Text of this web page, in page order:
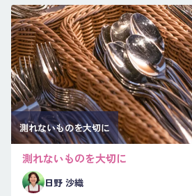
測れないものを大切に
測れないものを大切に
日野 沙織